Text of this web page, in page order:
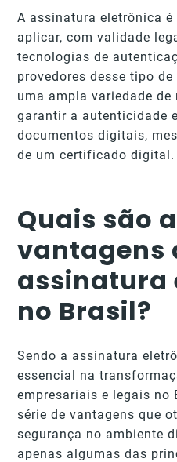
A assinatura eletrônica
aplicar, com validade
tecnologias de
provedores desse tipo
uma ampla variedade de
garantir a autenticidade
documentos digitais,
de um certificado digital.
Quais são
vantagens
assinatura
no Brasil?
Sendo a assinatura
essencial na
empresariais e legais no
série de vantagens que
segurança no ambiente
apenas algumas das